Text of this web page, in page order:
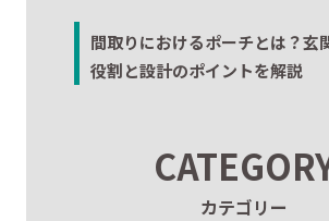
間取りにおけるポーチとは？玄
役割と設計のポイントを解説
カテゴリー